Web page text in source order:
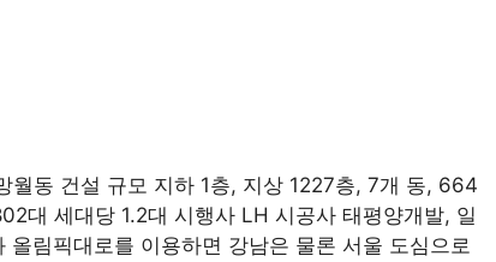
월동 건설 규모 지하 1층, 지상 1227층, 7개 동, 664
대 세대당 1.2대 시행사 LH 시공사 태평양개발, 일
림픽대로를 이용하면 강남은 물론 서울 도심으로